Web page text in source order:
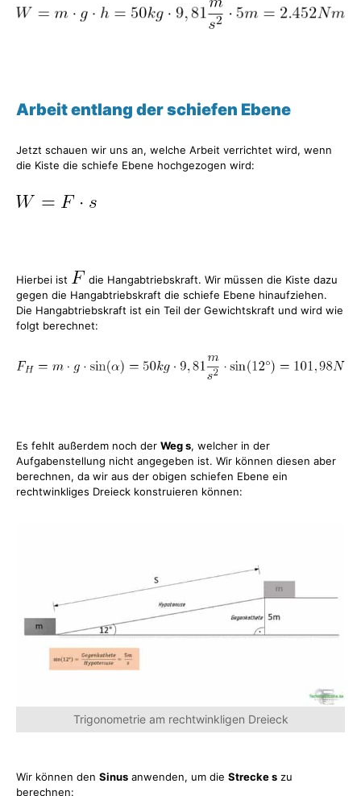
Arbeit entlang der schiefen Ebene
Jetzt schauen wir uns an, welche Arbeit verrichtet wird, wenn
die Kiste die schiefe Ebene hochgezogen wird:
Hierbei ist
die Hangabtriebskraft. Wir müssen die Kiste dazu
gegen die Hangabtriebskraft die schiefe Ebene hinaufziehen.
Die Hangabtriebskraft ist ein Teil der Gewichtskraft und wird wie
folgt berechnet:
Es fehlt außerdem noch der Weg s, welcher in der
Aufgabenstellung nicht angegeben ist. Wir können diesen aber
berechnen, da wir aus der obigen schiefen Ebene ein
rechtwinkliges Dreieck konstruieren können:
Trigonometrie am rechtwinkligen Dreieck
Wir können den Sinus anwenden, um die Strecke s zu
berechnen: